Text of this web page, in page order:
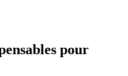
pour